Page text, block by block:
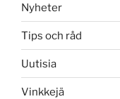
Nyheter
Tips och råd
Uutisia
Vinkkejä